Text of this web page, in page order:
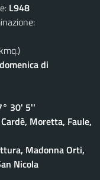
L948
di
30' 5''
Moretta, Faule,
Madonna Orti,
Nicola